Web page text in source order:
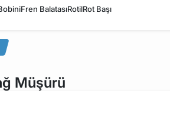
Fren BalatasıRotilRot Başı
Müşürü